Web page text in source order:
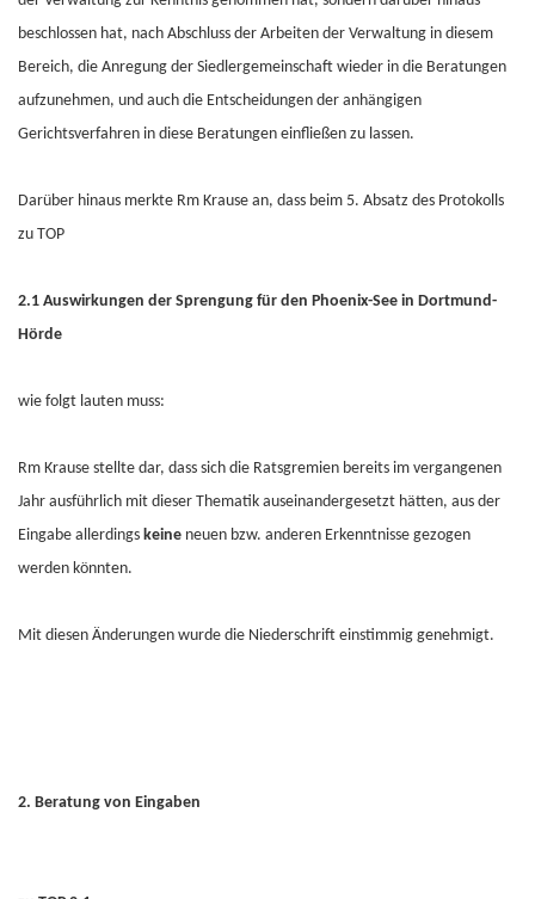
beschlossen hat, nach Abschluss der Arbeiten der Verwaltung in diesem
Bereich, die Anregung der Siedlergemeinschaft wieder in die Beratungen
aufzunehmen, und auch die Entscheidungen der anhängigen
Gerichtsverfahren in diese Beratungen einfließen zu lassen.
Darüber hinaus merkte Rm Krause an, dass beim 5. Absatz des Protokolls
zu TOP
2.1 Auswirkungen der Sprengung für den Phoenix-See in Dortmund-
Hörde
wie folgt lauten muss:
Rm Krause stellte dar, dass sich die Ratsgremien bereits im vergangenen
Jahr ausführlich mit dieser Thematik auseinandergesetzt hätten, aus der
Eingabe allerdings keine neuen bzw. anderen Erkenntnisse gezogen
werden könnten.
Mit diesen Änderungen wurde die Niederschrift einstimmig genehmigt.
2. Beratung von Eingaben